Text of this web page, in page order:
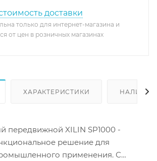
доставки
только для интернет-магазина и
от цен в розничных магазинах
ХАРАКТЕРИСТИКИ
передвижной XILIN SP1000 -
решение для
применения. С